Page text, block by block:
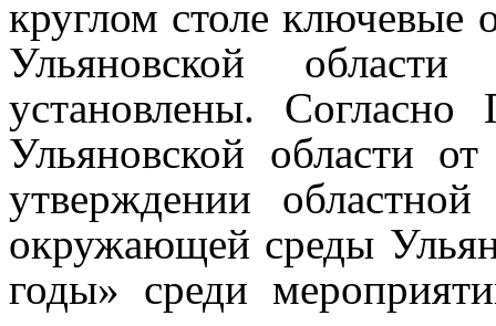
круглом столе ключевые
Ульяновской
установлены. Согласно
Ульяновской области
утверждении
окружающей среды
годы» среди